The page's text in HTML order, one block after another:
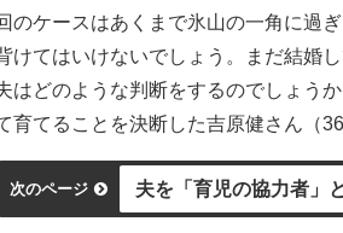
のケースはあくまで氷山の一角に過
けてはいけないでしょう。まだ結婚
はどのような判断をするのでしょう
育てることを決断した吉原健さん（
次のページ 夫を「育児の協力者」